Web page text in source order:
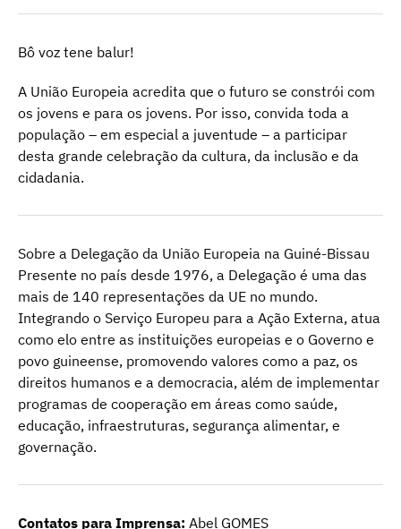
Bô voz tene balur!
A União Europeia acredita que o futuro se constrói com
os jovens e para os jovens. Por isso, convida toda a
população – em especial a juventude – a participar
desta grande celebração da cultura, da inclusão e da
cidadania.
Sobre a Delegação da União Europeia na Guiné-Bissau
Presente no país desde 1976, a Delegação é uma das
mais de 140 representações da UE no mundo.
Integrando o Serviço Europeu para a Ação Externa, atua
como elo entre as instituições europeias e o Governo e
povo guineense, promovendo valores como a paz, os
direitos humanos e a democracia, além de implementar
programas de cooperação em áreas como saúde,
educação, infraestruturas, segurança alimentar, e
governação.
Contatos para Imprensa: Abel GOMES